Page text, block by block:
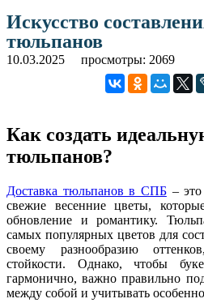
Искусство
тюльпанов
10.03.2025 просмотры: 2069
Как создать
тюльпанов?
Доставка тюльпанов в СПБ– это
свежие весенние цветы,
обновление и романтику.
самых популярных цветов для
своему разнообразию
стойкости. Однако, чтобы
гармонично, важно правильно
между собой и учитывать